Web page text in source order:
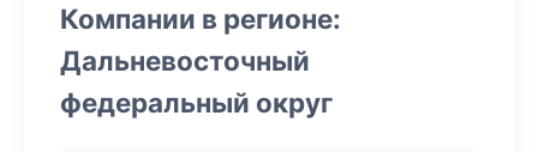
Компании в регионе:
Дальневосточный
федеральный округ